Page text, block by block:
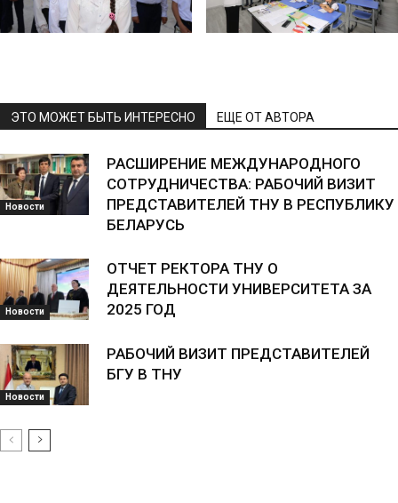
ЭТО МОЖЕТ БЫТЬ ИНТЕРЕСНО ЕЩЕ ОТ АВТОРА
Новости
РАСШИРЕНИЕ МЕЖДУНАРОДНОГО
СОТРУДНИЧЕСТВА: РАБОЧИЙ ВИЗИТ
ПРЕДСТАВИТЕЛЕЙ ТНУ В РЕСПУБЛИКУ
БЕЛАРУСЬ
Новости
ОТЧЕТ РЕКТОРА ТНУ О
ДЕЯТЕЛЬНОСТИ УНИВЕРСИТЕТА ЗА
2025 ГОД
Новости
РАБОЧИЙ ВИЗИТ ПРЕДСТАВИТЕЛЕЙ
БГУ В ТНУ